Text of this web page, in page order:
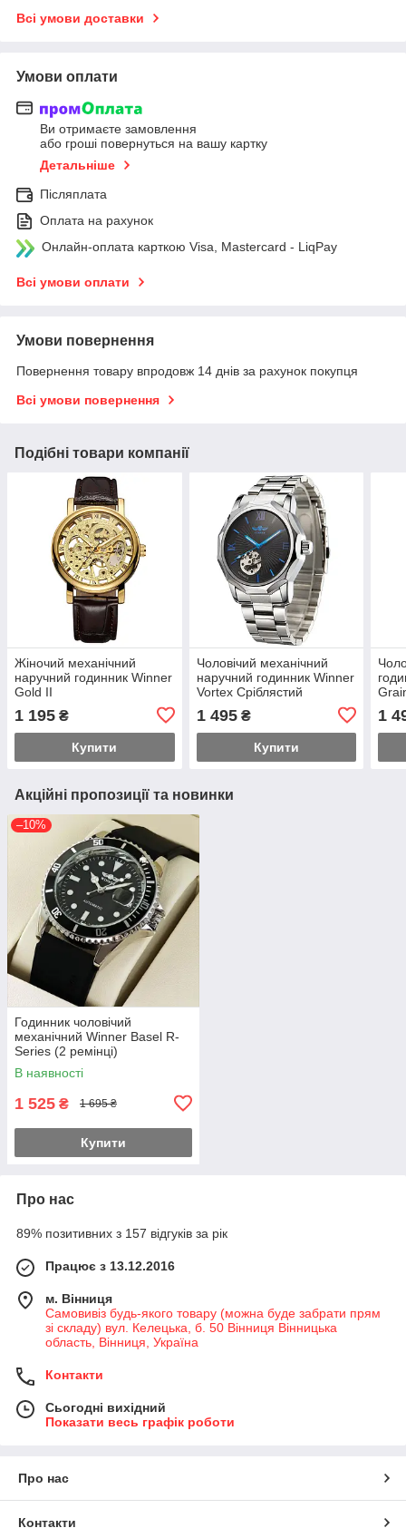
Всі умови доставки
Умови оплати
Ви отримаєте замовлення
або гроші повернуться на вашу картку
Детальніше
Післяплата
Оплата на рахунок
Онлайн-оплата карткою Visa, Mastercard - LiqPay
Всі умови оплати
Умови повернення
Повернення товару впродовж 14 днів за рахунок покупця
Всі умови повернення
Подібні товари компанії
Жіночий механічний
наручний годинник Winner
Gold II
1 195 ₴
Купити
Чоловічий механічний
наручний годинник Winner
Vortex Сріблястий
1 495₴
Купити
1
Акційні пропозиції та новинки
–10%
Годинник чоловічий
механічний Winner Basel R-
Series (2 ремінці)
В наявності
1 525 ₴ 1 695 ₴
Купити
Про нас
89% позитивних з 157 відгуків за рік
Працює з 13.12.2016
м. Вінниця
Самовивіз будь-якого товару (можна буде забрати прям
зі складу) вул. Келецька, б. 50 Вінниця Вінницька
область, Вінниця, Україна
Контакти
Сьогодні вихідний
Показати весь графік роботи
Про нас
Контакти